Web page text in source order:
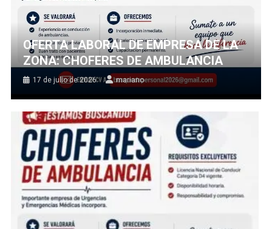
OFERTA LABORAL DE EMPRESA DE LA
ZONA: CHOFERES DE AMBULANCIA
17 de julio de 2026 mariano